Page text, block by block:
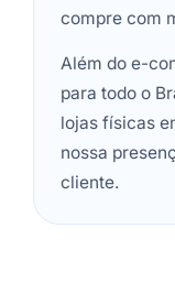
compre com
Além do e-
para todo o
lojas físicas
nossa
cliente.